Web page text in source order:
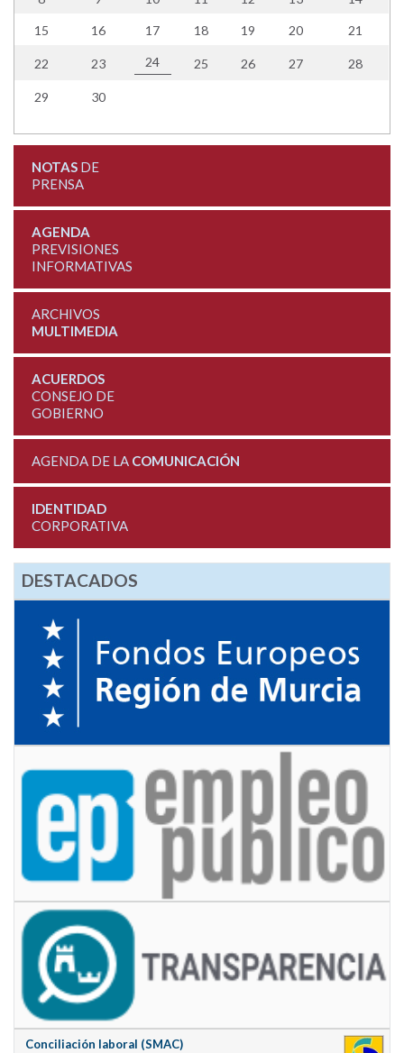
15 16 17 18 19 20 21
22 23 24 25 26 27 28
29 30
NOTASDE
PRENSA
AGENDA
PREVISIONES
INFORMATIVAS
ARCHIVOS
MULTIMEDIA
ACUERDOS
CONSEJO DE
GOBIERNO
AGENDA DE LA COMUNICACIÓN
IDENTIDAD
CORPORATIVA
DESTACADOS
Conciliación laboral (SMAC)